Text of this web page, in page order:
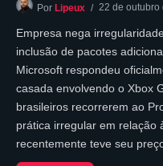
Por Lipeux 22 de outubro
Empresa nega
inclusão de pacotes
Microsoft respondeu
casada envolvendo o Xbox
brasileiros recorrerem ao
prática irregular em relação
recentemente teve seu